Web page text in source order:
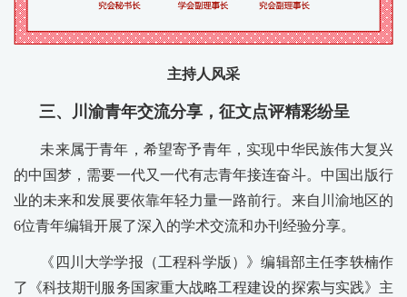
主持人风采
三、川渝青年交流分享，征文点评精彩纷呈
未来属于青年，希望寄予青年，实现中华民族伟大复兴
的中国梦，需要一代又一代有志青年接连奋斗。中国出版行
业的未来和发展要依靠年轻力量一路前行。来自川渝地区的
6位青年编辑开展了深入的学术交流和办刊经验分享。
《四川大学学报（工程科学版）》编辑部主任李轶楠作
了《科技期刊服务国家重大战略工程建设的探索与实践》主